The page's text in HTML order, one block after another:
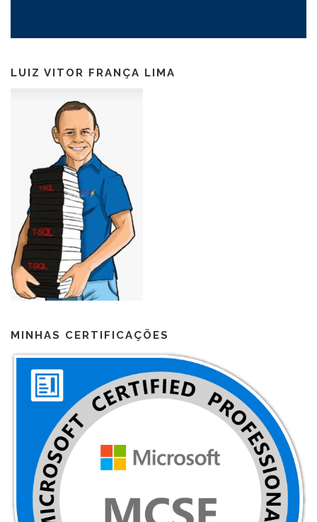
LUIZ VITOR FRANÇA LIMA
MINHAS CERTIFICAÇÕES